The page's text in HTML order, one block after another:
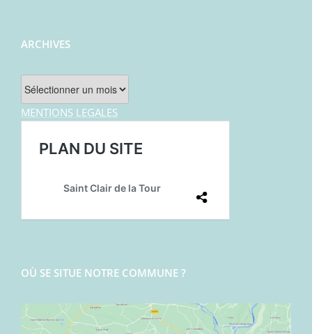
ARCHIVES
Archives
MENTIONS LEGALES
OÙ SE SITUE NOTRE COMMUNE ?